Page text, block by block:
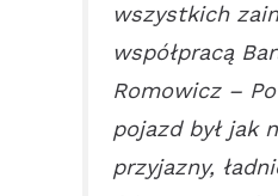
wszystkich
współpracą
Romowicz –
pojazd był jak
przyjazny,